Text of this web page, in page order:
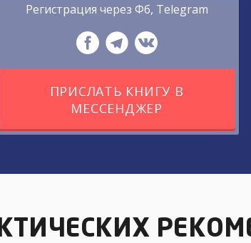
Регистрация через Фб, Telegram
ПРИСЛАТЬ КНИГУ В
МЕССЕНДЖЕР